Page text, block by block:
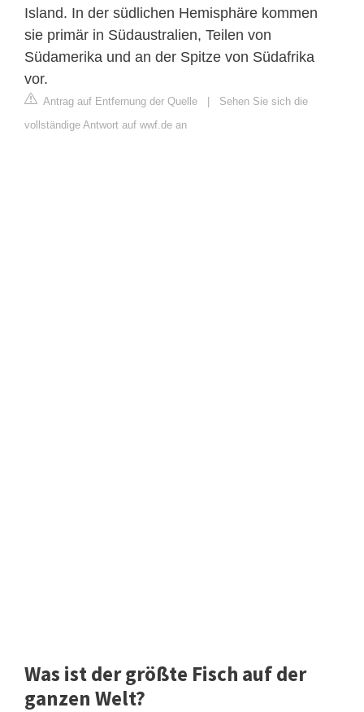
Island. In der südlichen Hemisphäre kommen
sie primär in Südaustralien, Teilen von
Südamerika und an der Spitze von Südafrika
vor.
Antrag auf Entfernung der Quelle | Sehen Sie sich die
vollständige Antwort auf wwf.de an
Was ist der größte Fisch auf der
ganzen Welt?